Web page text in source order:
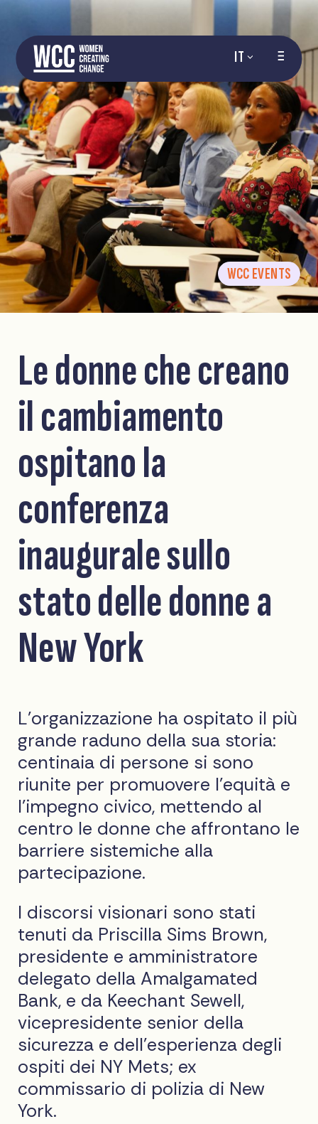
IT
WCC EVENTS
Le donne che creano
il cambiamento
ospitano la
conferenza
inaugurale sullo
stato delle donne a
New York
L'organizzazione ha ospitato il più
grande raduno della sua storia:
centinaia di persone si sono
riunite per promuovere l'equità e
l'impegno civico, mettendo al
centro le donne che affrontano le
barriere sistemiche alla
partecipazione.
I discorsi visionari sono stati
tenuti da Priscilla Sims Brown,
presidente e amministratore
delegato della Amalgamated
Bank, e da Keechant Sewell,
vicepresidente senior della
sicurezza e dell'esperienza degli
ospiti dei NY Mets; ex
commissario di polizia di New
York.